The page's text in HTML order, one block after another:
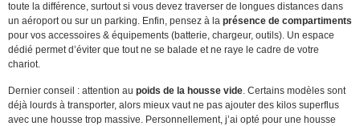
toute la différence, surtout si vous devez traverser de longues distances dans
un aéroport ou sur un parking. Enfin, pensez à la présence de compartiments
pour vos accessoires & équipements (batterie, chargeur, outils). Un espace
dédié permet d’éviter que tout ne se balade et ne raye le cadre de votre
chariot.
Dernier conseil : attention au poids de la housse vide . Certains modèles sont
déjà lourds à transporter, alors mieux vaut ne pas ajouter des kilos superflus
avec une housse trop massive. Personnellement, j’ai opté pour une housse